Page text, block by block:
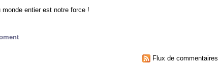
entier est notre force !
Flux de